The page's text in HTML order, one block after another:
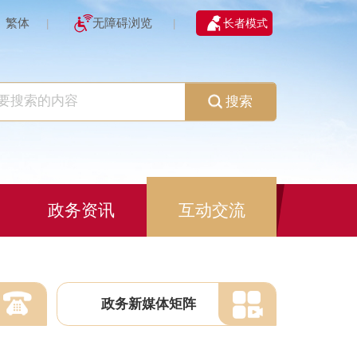
繁体 | 无障碍浏览 | 长者模式
搜索
政务资讯 互动交流
政务新媒体矩阵